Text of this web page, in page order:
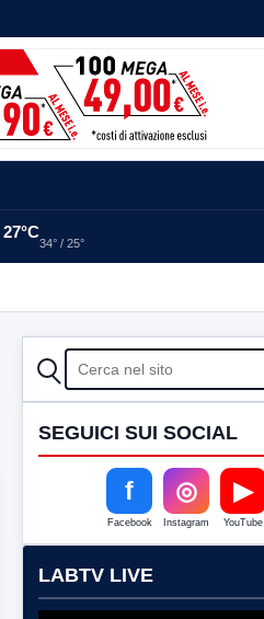
27°C
34° / 25°
CERCA
SEGUICI SUI SOCIAL
f
Facebook
◎
Instagram
▶
YouTube
LABTV LIVE